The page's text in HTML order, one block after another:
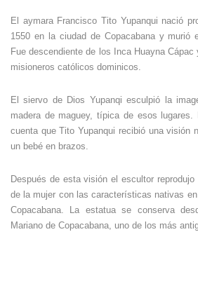
El aymara Francisco Tito Yupanqui nació
1550 en la ciudad de Copacabana y murió
Fue descendiente de los Inca Huayna
misioneros católicos dominicos.
El siervo de Dios Yupanqi esculpió la
madera de maguey, típica de esos lugares.
cuenta que Tito Yupanqui recibió una visión
un bebé en brazos.
Después de esta visión el escultor
de la mujer con las características nativas
Copacabana. La estatua se conserva
Mariano de Copacabana, uno de los más